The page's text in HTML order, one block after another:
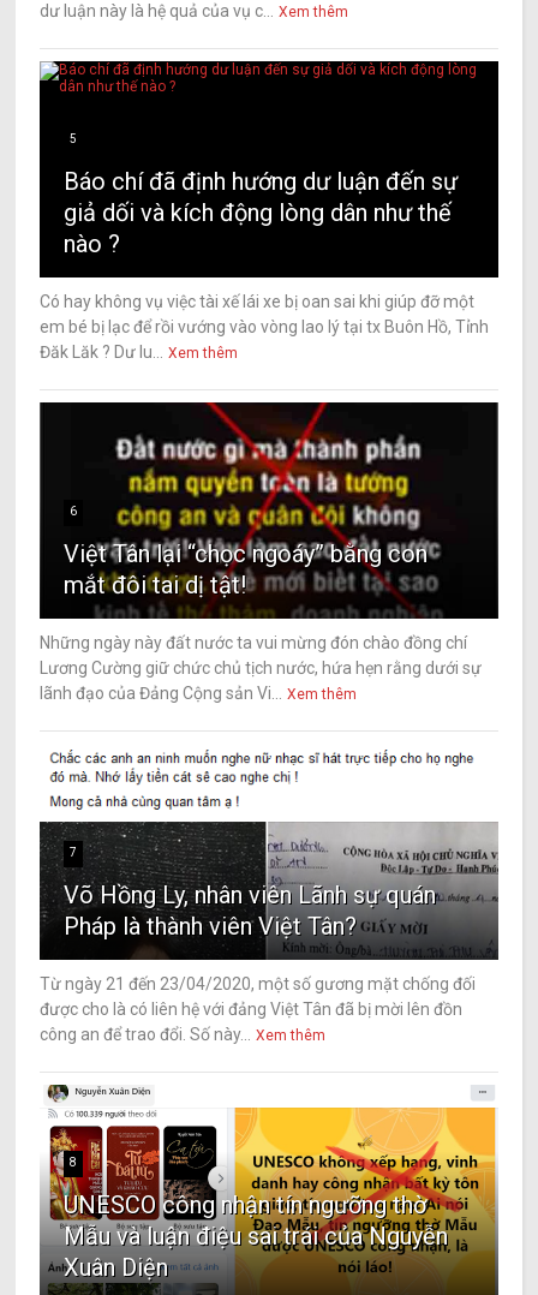
dư luận này là hệ quả của vụ c...
Xem thêm
5
Báo chí đã định hướng dư luận đến sự
giả dối và kích động lòng dân như thế
nào ?
Có hay không vụ việc tài xế lái xe bị oan sai khi giúp đỡ một
em bé bị lạc để rồi vướng vào vòng lao lý tại tx Buôn Hồ, Tỉnh
Đăk Lăk ? Dư lu...
Xem thêm
6
Việt Tân lại “chọc ngoáy” bằng con
mắt đôi tai dị tật!
Những ngày này đất nước ta vui mừng đón chào đồng chí
Lương Cường giữ chức chủ tịch nước, hứa hẹn rằng dưới sự
lãnh đạo của Đảng Cộng sản Vi...
Xem thêm
7
Võ Hồng Ly, nhân viên Lãnh sự quán
Pháp là thành viên Việt Tân?
Từ ngày 21 đến 23/04/2020, một số gương mặt chống đối
được cho là có liên hệ với đảng Việt Tân đã bị mời lên đồn
công an để trao đổi. Số này...
Xem thêm
8
UNESCO công nhận tín ngưỡng thờ
Mẫu và luận điệu sai trái của Nguyễn
Xuân Diện